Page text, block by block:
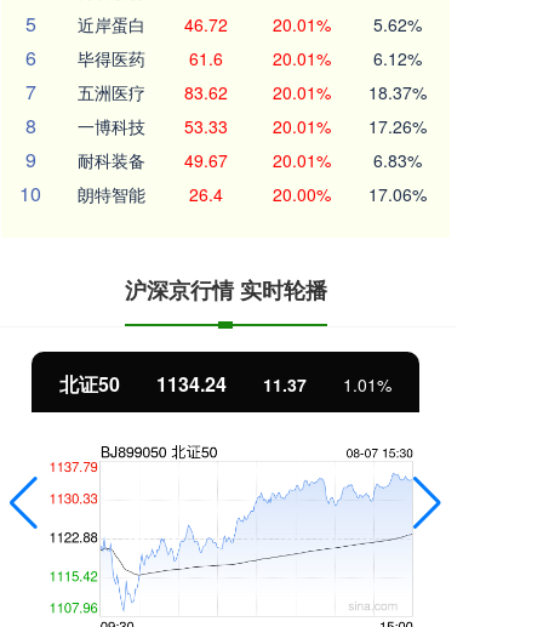
5 近岸蛋白 46.72 20.01% 5.62%
6 毕得医药 61.6 20.01% 6.12%
7 五洲医疗 83.62 20.01% 18.37%
8 一博科技 53.33 20.01% 17.26%
9 耐科装备 49.67 20.01% 6.83%
10 朗特智能 26.4 20.00% 17.06%
沪深京行情 实时轮播
北证50 1134.24 11.37 1.01%